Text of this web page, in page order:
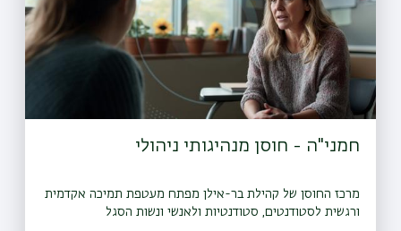
חמני"ה - חוסן מנהיגותי ניהולי
מרכז החוסן של קהילת בר-אילן מפתח מעטפת תמיכה אקדמית
ורגשית לסטודנטים, סטודנטיות ולאנשי ונשות הסגל